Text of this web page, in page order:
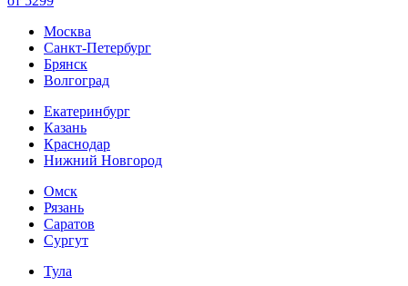
Москва
Санкт-Петербург
Брянск
Волгоград
Екатеринбург
Казань
Краснодар
Нижний Новгород
Омск
Рязань
Саратов
Сургут
Тула